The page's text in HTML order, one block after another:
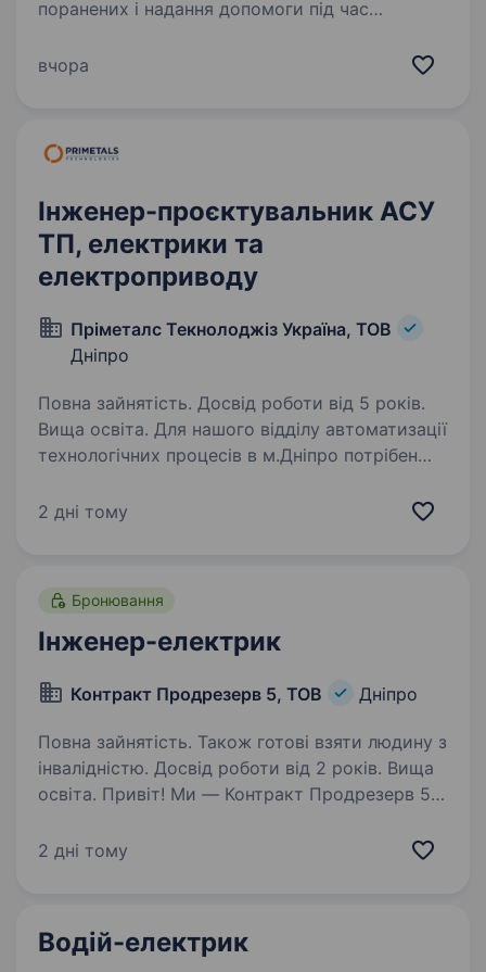
поранених і надання допомоги під час
автомобілем у різних умовах, бере участь
вчора
Інженер-проєктувальник АСУ
ТП, електрики та
електроприводу
Пріметалс Текнолоджіз Україна, ТОВ
Дніпро
Повна зайнятість. Досвід роботи від 5 років.
Вища освіта. Для нашого відділу автоматизації
технологічних процесів в м.Дніпро потрібен
Проектування систем розподілу низької
2 дні тому
Бронювання
Інженер-електрик
Контракт Продрезерв 5, ТОВ Дніпро
Повна зайнятість. Також готові взяти людину з
інвалідністю. Досвід роботи від 2 років. Вища
освіта. Привіт! Ми — Контракт Продрезерв 5,
з Дніпра, яка активно розвивається у різних
2 дні тому
Водій-електрик